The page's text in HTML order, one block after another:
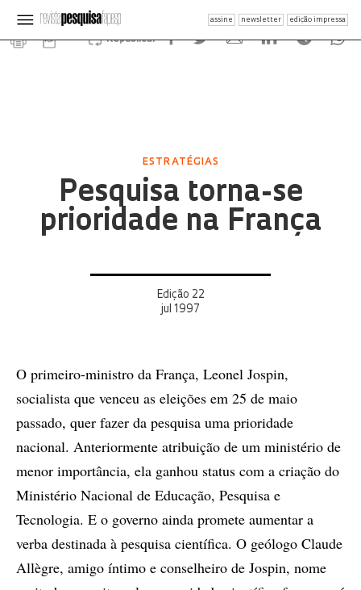
assine newsletter edição impressa
Republicar
ESTRATÉGIAS
Pesquisa torna-se
prioridade na França
Edição 22
jul 1997
O primeiro-ministro da França, Leonel Jospin,
socialista que venceu as eleições em 25 de maio
passado, quer fazer da pesquisa uma prioridade
nacional. Anteriormente atribuição de um ministério de
menor importância, ela ganhou status com a criação do
Ministério Nacional de Educação, Pesquisa e
Tecnologia. E o governo ainda promete aumentar a
verba destinada à pesquisa científica. O geólogo Claude
Allègre, amigo íntimo e conselheiro de Jospin, nome